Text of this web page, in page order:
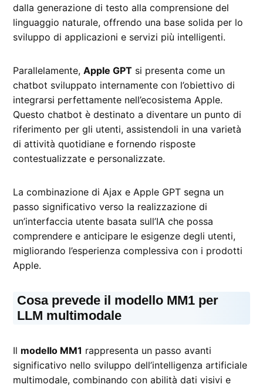
dalla generazione di testo alla comprensione del
linguaggio naturale, offrendo una base solida per lo
sviluppo di applicazioni e servizi più intelligenti.
Parallelamente,Apple GPT si presenta come un
chatbot sviluppato internamente con l’obiettivo di
integrarsi perfettamente nell’ecosistema Apple.
Questo chatbot è destinato a diventare un punto di
riferimento per gli utenti, assistendoli in una varietà
di attività quotidiane e fornendo risposte
contestualizzate e personalizzate.
La combinazione di Ajax e Apple GPT segna un
passo significativo verso la realizzazione di
un’interfaccia utente basata sull’IA che possa
comprendere e anticipare le esigenze degli utenti,
migliorando l’esperienza complessiva con i prodotti
Apple.
Cosa prevede il modello MM1 per
LLM multimodale
Il modello MM1 rappresenta un passo avanti
significativo nello sviluppo dell’intelligenza artificiale
multimodale, combinando con abilità dati visivi e